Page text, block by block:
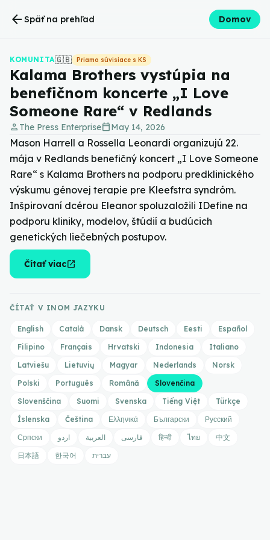
arrow_back Späť na prehľad Domov
KOMUNITA🇬🇧 Priamo súvisiace s KS
Kalama Brothers vystúpia na
benefičnom koncerte „I Love
Someone Rare“ v Redlands
person The Press Enterprisecalendar_todayMay 14, 2026
Mason Harrell a Rossella Leonardi organizujú 22.
mája v Redlands benefičný koncert „I Love Someone
Rare“ s Kalama Brothers na podporu predklinického
výskumu génovej terapie pre Kleefstra syndróm.
Inšpirovaní dcérou Eleanor spoluzaložili IDefine na
podporu kliniky, modelov, štúdií a budúcich
genetických liečebných postupov.
Čítať viacopen_in_new
ČÍTAŤ V INOM JAZYKU
English Català Dansk Deutsch Eesti
Español
Filipino
Français Hrvatski Indonesia
Italiano
Latviešu
Lietuvių Magyar Nederlands
Norsk
Polski
Português Română
Slovenčina
Slovenščina
Suomi Svenska Tiếng Việt
Türkçe
Íslenska
Čeština Ελληνικά Български
Русский
Српски
اردو العربية فارسی हिन्दी ไทย
中文
日本語
한국어 עברית